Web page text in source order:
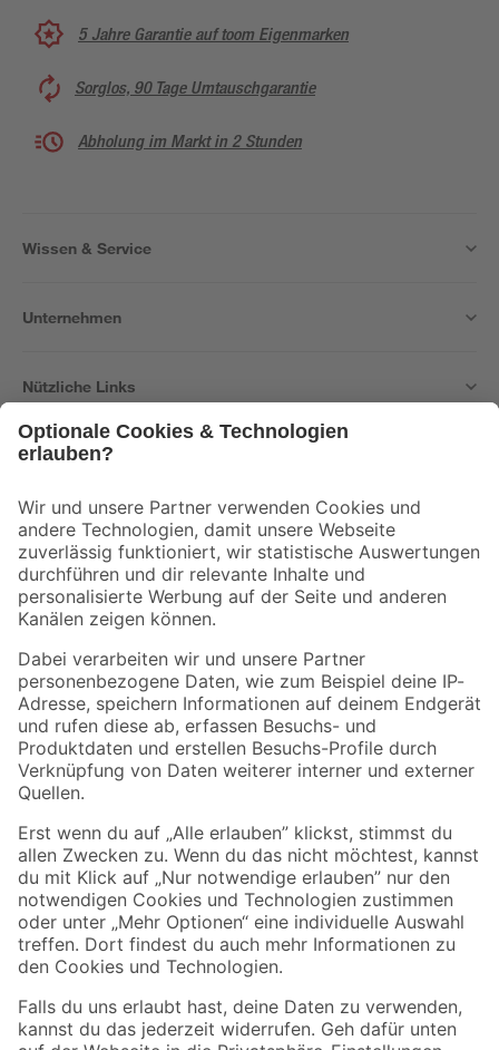
5 Jahre Garantie auf toom Eigenmarken
Sorglos, 90 Tage Umtauschgarantie
Abholung im Markt in 2 Stunden
Wissen & Service
Unternehmen
Nützliche Links
Der toom Newsletter: Keine Angebote und Aktionen mehr verpassen!
Zur Newsletter Anmeldung
Folge uns
Zahlungsarten Versandarten
Sicher einkaufen
Jetzt die toom-App herunterladen
Alle Preisangaben in EUR inkl. gesetzl. MwSt.. Die dargestellten Angebote sind unter